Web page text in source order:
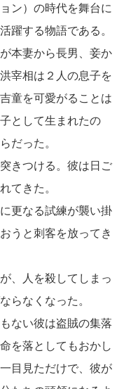
ン）の時代を舞台に
躍する物語である。
本妻から長男、妾か
宰相は２人の息子を
童を可愛がることは
として生まれたの
だった。
きつける。彼は日ご
てきた。
更なる試練が襲い掛
うと刺客を放ってき
、人を殺してしまっ
らなくなった。
ない彼は盗賊の集落
を落としてもおかし
目見ただけで、彼が